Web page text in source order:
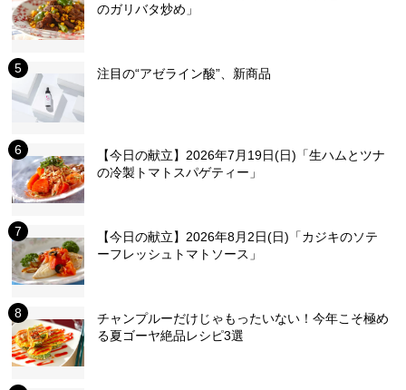
のガリバタ炒め」
注目の“アゼライン酸”、新商品
【今日の献立】2026年7月19日(日)「生ハムとツナ
の冷製トマトスパゲティー」
【今日の献立】2026年8月2日(日)「カジキのソテ
ーフレッシュトマトソース」
チャンプルーだけじゃもったいない！今年こそ極め
る夏ゴーヤ絶品レシピ3選